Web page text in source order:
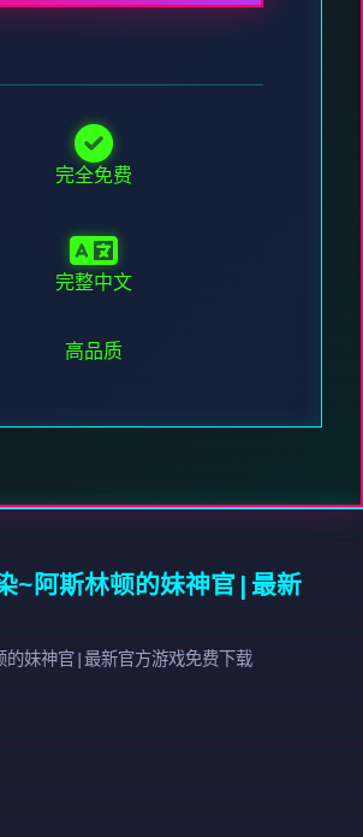
完全免费
完整中文
高品质
~阿斯林顿的妹神官|最新
的妹神官|最新官方游戏免费下载